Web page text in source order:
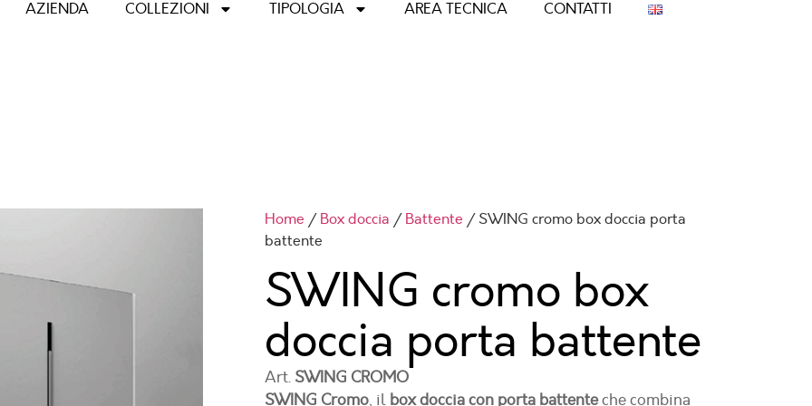
AZIENDA COLLEZIONI TIPOLOGIA AREA TECNICA CONTATTI
Home /Box doccia /Battente / SWING cromo box doccia porta
battente
SWING cromo box
doccia porta battente
Art.SWING CROMO
SWING Cromo, il box doccia con porta battenteche combina